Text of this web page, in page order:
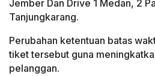
Jember Dan Drive 1 Medan, 2
Tanjungkarang.
Perubahan ketentuan batas
tiket tersebut guna
pelanggan.